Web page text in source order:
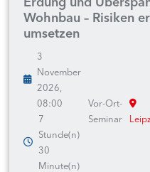
Wohnbau – Risiken
umsetzen
3
November
2026,
08:00
7
Stunde(n)
30
Minute(n)
Vor-Ort-
Seminar